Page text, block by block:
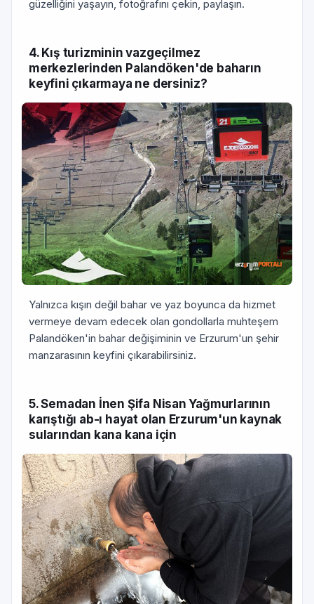
güzelliğini yaşayın, fotoğrafını çekin, paylaşın.
4. Kış turizminin vazgeçilmez
merkezlerinden Palandöken'de baharın
keyfini çıkarmaya ne dersiniz?
Yalnızca kışın değil bahar ve yaz boyunca da hizmet
vermeye devam edecek olan gondollarla muhteşem
Palandöken'in bahar değişiminin ve Erzurum'un şehir
manzarasının keyfini çıkarabilirsiniz.
5. Semadan İnen Şifa Nisan Yağmurlarının
karıştığı ab-ı hayat olan Erzurum'un kaynak
sularından kana kana için